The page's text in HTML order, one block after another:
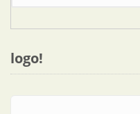
logo!